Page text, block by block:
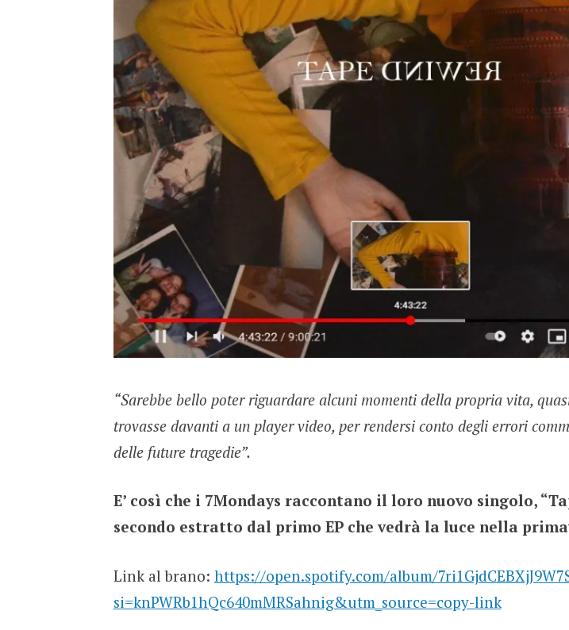
“Sarebbe bello poter riguardare alcuni momenti della propria vita,
trovasse davanti a un player video, per rendersi conto degli errori
delle future tragedie”.
E’ così che i 7Mondays raccontano il loro nuovo singolo,
secondo estratto dal primo EP che vedrà la luce nella
Link al brano: https://open.spotify.com/album/
si=knPWRb1hQc640mMRSahnig&utm_source=copy-link